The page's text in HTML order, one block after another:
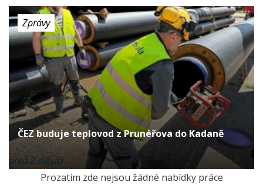
Zprávy
ČEZ buduje teplovod z Prunéřova do Kadaně
před 2 měsíci
Prozatím zde nejsou žádné nabídky práce